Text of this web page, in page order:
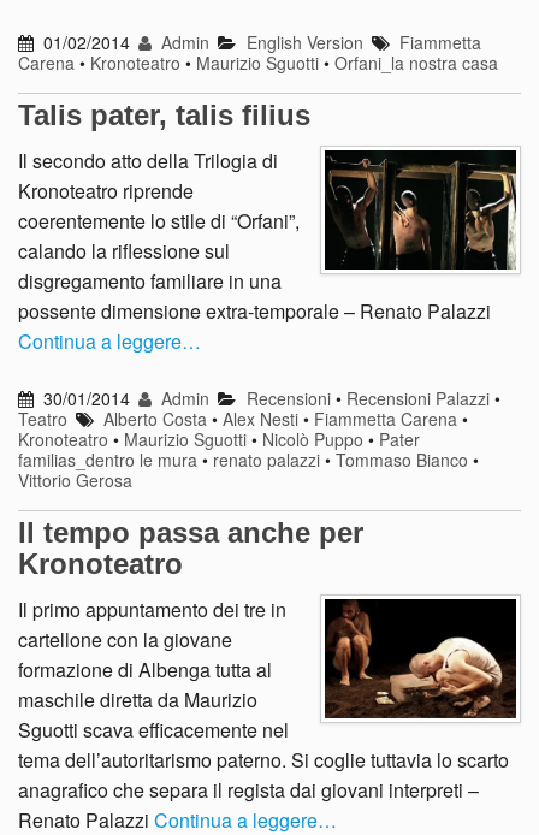
01/02/2014 Admin English Version
Fiammetta
Carena • Kronoteatro • Maurizio Sguotti • Orfani_la nostra casa
Talis pater, talis filius
Il secondo atto della Trilogia di
Kronoteatro riprende
coerentemente lo stile di “Orfani”,
calando la riflessione sul
disgregamento familiare in una
possente dimensione extra-temporale – Renato Palazzi
Continua a leggere…
30/01/2014 Admin Recensioni• Recensioni Palazzi•
Teatro
Alberto Costa •Alex Nesti • Fiammetta Carena •
Kronoteatro • Maurizio Sguotti • Nicolò Puppo • Pater
familias_dentro le mura • renato palazzi • Tommaso Bianco •
Vittorio Gerosa
Il tempo passa anche per
Kronoteatro
Il primo appuntamento dei tre in
cartellone con la giovane
formazione di Albenga tutta al
maschile diretta da Maurizio
Sguotti scava efficacemente nel
tema dell’autoritarismo paterno. Si coglie tuttavia lo scarto
anagrafico che separa il regista dai giovani interpreti –
Renato Palazzi Continua a leggere…